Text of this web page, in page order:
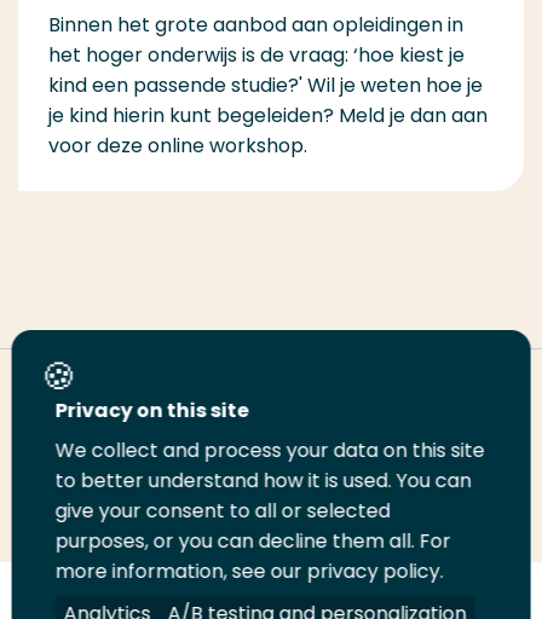
Binnen het grote aanbod aan opleidingen in
het hoger onderwijs is de vraag: ‘hoe kiest je
kind een passende studie?' Wil je weten hoe je
je kind hierin kunt begeleiden? Meld je dan aan
voor deze online workshop.
Deel deze pagina
Deel
LinkedIn
Deel
op
Twitter
Deel
op
Facebook
Email
deze
pagina
Print
deze
pagina
Privacy on this site
We collect and process your data on this site
to better understand how it is used. You can
give your consent to all or selected
purposes, or you can decline them all. For
more information, see our privacy policy.